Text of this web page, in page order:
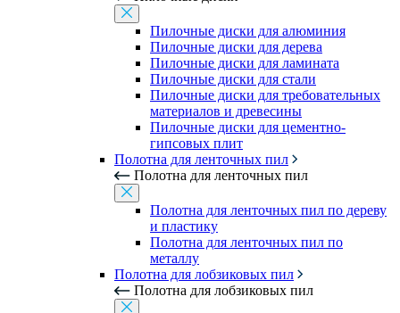
Пилочные диски для алюминия
Пилочные диски для дерева
Пилочные диски для ламината
Пилочные диски для стали
Пилочные диски для требовательных
материалов и древесины
Пилочные диски для цементно-
гипсовых плит
Полотна для ленточных пил
Полотна для ленточных пил
Полотна для ленточных пил по дереву
и пластику
Полотна для ленточных пил по
металлу
Полотна для лобзиковых пил
Полотна для лобзиковых пил